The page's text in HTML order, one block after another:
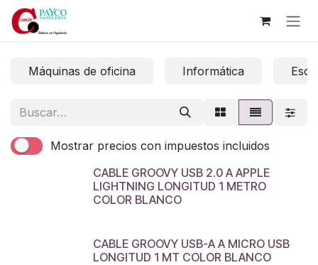
Ir al contenido
Máquinas de oficina Informática
Mostrar precios con impuestos incluidos
CABLE GROOVY USB 2.0 A APPLE
LIGHTNING LONGITUD 1 METRO
COLOR BLANCO
CABLE GROOVY USB-A A MICRO USB
LONGITUD 1 MT COLOR BLANCO